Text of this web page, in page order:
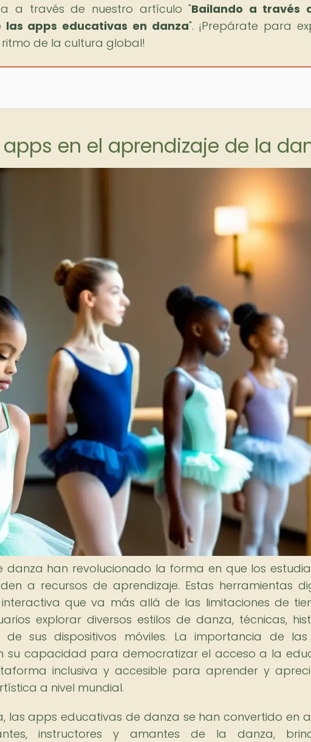
a través de nuestro artículo "Bailando a través
apps educativas en danza". ¡Prepárate para
de la cultura global!
en el aprendizaje de la
danza han revolucionado la forma en que los
a recursos de aprendizaje. Estas herramientas
que va más allá de las limitaciones de
explorar diversos estilos de danza, técnicas,
sus dispositivos móviles. La importancia de
su capacidad para democratizar el acceso a la
inclusiva y accesible para aprender y
a nivel mundial.
las apps educativas de danza se han convertido en
instructores y amantes de la danza,